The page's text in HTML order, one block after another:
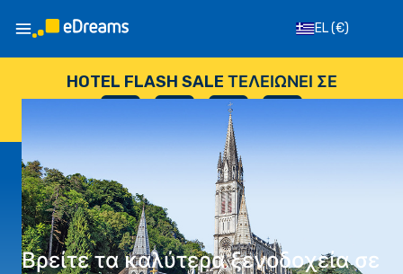
EL(€)
HOTEL FLASH SALE ΤΕΛΕΙΏΝΕΙ ΣΕ
--
ΛΕΠΤΆ
Βρείτε τα καλύτερα ξενοδοχεία σε